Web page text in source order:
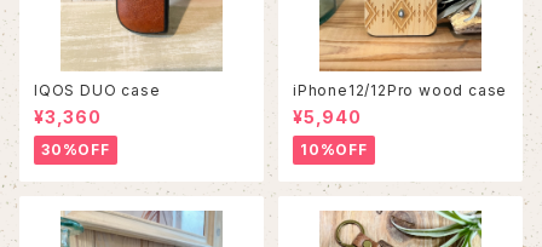
IQOS DUO case
¥3,360
30%OFF
iPhone12/12Pro wood case
¥5,940
10%OFF